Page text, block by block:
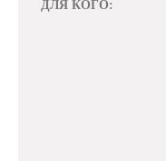
ДЛЯ КОГО: